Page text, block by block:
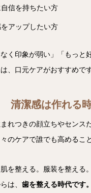
信を持ちたい方
アップしたい方
く印象が弱い」「もっと
、口元ケアがおすすめです
清潔感は作れる
れつきの顔立ちやセンス
のケアで誰でも高めるこ
を整える。服装を整える。
は、 歯を整える時代です。